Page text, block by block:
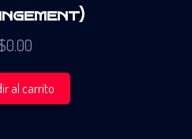
0.00
al carrito